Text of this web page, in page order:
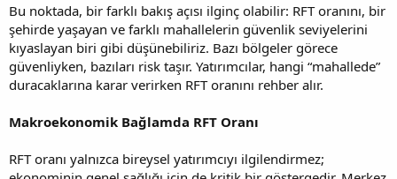
Bu noktada, bir farklı bakış açısı ilginç olabilir: RFT oranını, bir
şehirde yaşayan ve farklı mahallelerin güvenlik seviyelerini
kıyaslayan biri gibi düşünebiliriz. Bazı bölgeler görece
güvenliyken, bazıları risk taşır. Yatırımcılar, hangi “mahallede”
duracaklarına karar verirken RFT oranını rehber alır.
Makroekonomik Bağlamda RFT Oranı
RFT oranı yalnızca bireysel yatırımcıyı ilgilendirmez;